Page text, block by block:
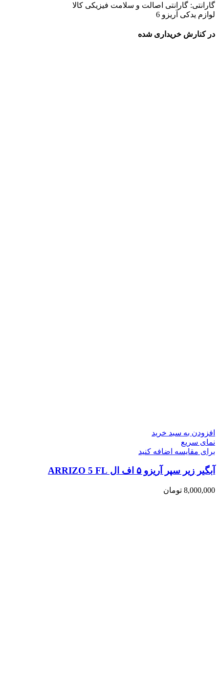
گارانتی: گارانتی اصالت و سلامت فیزیکی کالا
لوازم یدکی آریزو 6
در کنارش خریداری شده
افزودن به سبد خرید
نمای سریع
برای مقایسه اضافه کنید
آبگیر زیر سپر آریزو ۵ اف ال ARRIZO 5 FL
8,000,000 تومان